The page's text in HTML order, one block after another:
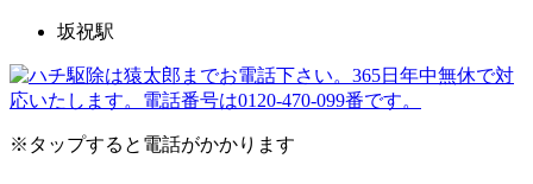
坂祝駅
※タップすると電話がかかります